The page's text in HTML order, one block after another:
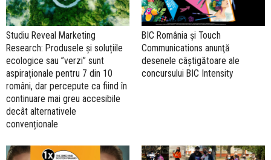
Studiu Reveal Marketing
Research: Produsele și soluțiile
ecologice sau ”verzi” sunt
aspiraționale pentru 7 din 10
români, dar percepute ca fiind în
continuare mai greu accesibile
decât alternativele
convenționale
BIC România şi Touch
Communications anunţă
desenele câştigătoare ale
concursului BIC Intensity